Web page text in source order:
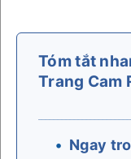
Tóm tắt
Trang Cam
Ngay